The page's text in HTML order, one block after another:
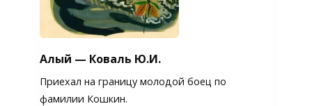
Алый — Коваль Ю.И.
Приехал на границу молодой боец по
фамилии Кошкин.